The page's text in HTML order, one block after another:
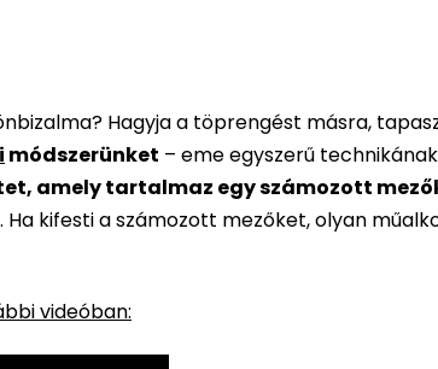
Hagyja a töprengést másra,
módszerünket – eme egyszerű
amely tartalmaz egy számozott
kifesti a számozott mezőket, olyan
videóban: